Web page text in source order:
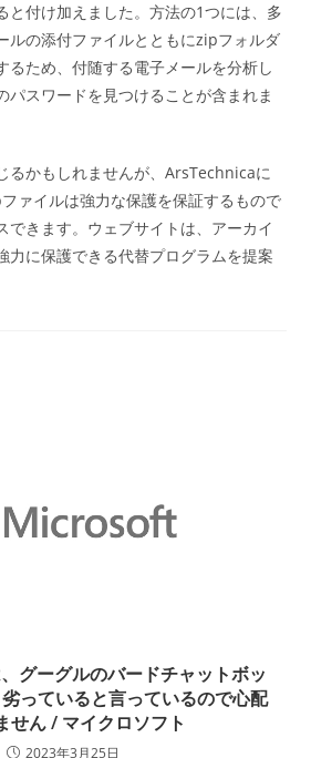
と付け加えました。方法の1つには、多
ルの添付ファイルとともにzipフォルダ
るため、付随する電子メールを分析し
パスワードを見つけることが含まれま
るかもしれませんが、ArsTechnicaに
ァイルは強力な保護を保証するもので
できます。ウェブサイトは、アーカイ
力に保護できる代替プログラムを提案
グーグルのバードチャットボッ
っていると言っているので心配
せん / マイクロソフト
2023年3月25日